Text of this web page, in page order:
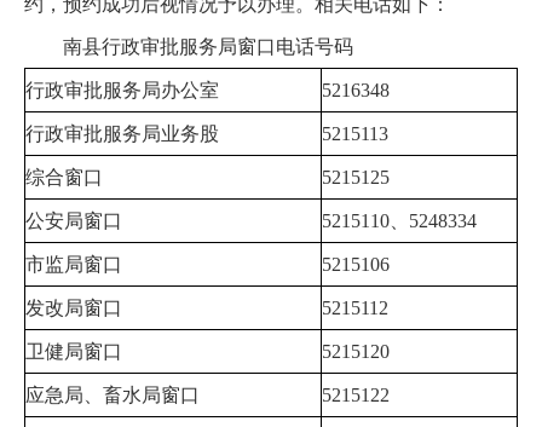
约，预约成功后视情况予以办理。相关电话如下：
南县行政审批服务局窗口电话号码
行政审批服务局办公室 5216348
行政审批服务局业务股 5215113
综合窗口 5215125
公安局窗口 5215110、5248334
市监局窗口 5215106
发改局窗口 5215112
卫健局窗口 5215120
应急局、畜水局窗口 5215122